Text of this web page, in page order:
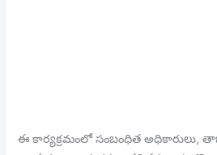
ఈ కార్యక్రమంలో సంబంధిత అధికారులు,